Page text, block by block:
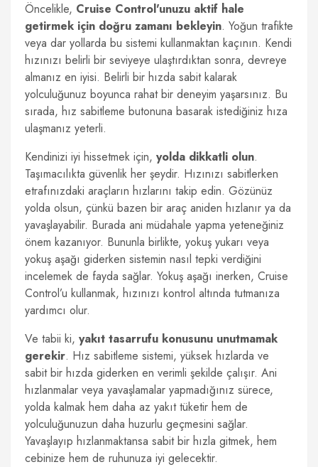
Öncelikle, Cruise Control'unuzu aktif hale
getirmek için doğru zamanı bekleyin. Yoğun trafikte
veya dar yollarda bu sistemi kullanmaktan kaçının. Kendi
hızınızı belirli bir seviyeye ulaştırdıktan sonra, devreye
almanız en iyisi. Belirli bir hızda sabit kalarak
yolculuğunuz boyunca rahat bir deneyim yaşarsınız. Bu
sırada, hız sabitleme butonuna basarak istediğiniz hıza
ulaşmanız yeterli.
Kendinizi iyi hissetmek için, yolda dikkatli olun.
Taşımacılıkta güvenlik her şeydir. Hızınızı sabitlerken
etrafınızdaki araçların hızlarını takip edin. Gözünüz
yolda olsun, çünkü bazen bir araç aniden hızlanır ya da
yavaşlayabilir. Burada ani müdahale yapma yeteneğiniz
önem kazanıyor. Bununla birlikte, yokuş yukarı veya
yokuş aşağı giderken sistemin nasıl tepki verdiğini
incelemek de fayda sağlar. Yokuş aşağı inerken, Cruise
Control’u kullanmak, hızınızı kontrol altında tutmanıza
yardımcı olur.
Ve tabii ki, yakıt tasarrufu konusunu unutmamak
gerekir. Hız sabitleme sistemi, yüksek hızlarda ve
sabit bir hızda giderken en verimli şekilde çalışır. Ani
hızlanmalar veya yavaşlamalar yapmadığınız sürece,
yolda kalmak hem daha az yakıt tüketir hem de
yolculuğunuzun daha huzurlu geçmesini sağlar.
Yavaşlayıp hızlanmaktansa sabit bir hızla gitmek, hem
cebinize hem de ruhunuza iyi gelecektir.